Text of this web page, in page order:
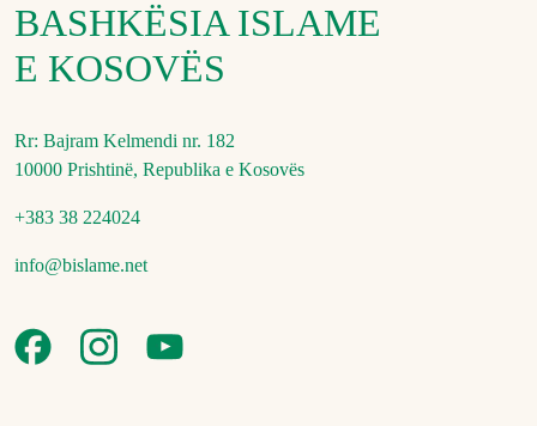
BASHKËSIA ISLAME
E KOSOVËS
Rr: Bajram Kelmendi nr. 182
10000 Prishtinë, Republika e Kosovës
+383 38 224024
info@bislame.net